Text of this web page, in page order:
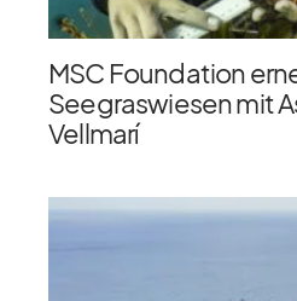
MSC Foundation
Seegraswiesen mit
Vellmarí